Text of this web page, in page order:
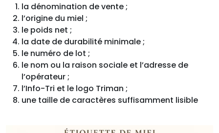
la dénomination de vente ;
l’origine du miel ;
le poids net ;
la date de durabilité minimale ;
le numéro de lot ;
le nom ou la raison sociale et l’adresse de
l’opérateur ;
l’Info-Tri et le logo Triman ;
une taille de caractères suffisamment lisible